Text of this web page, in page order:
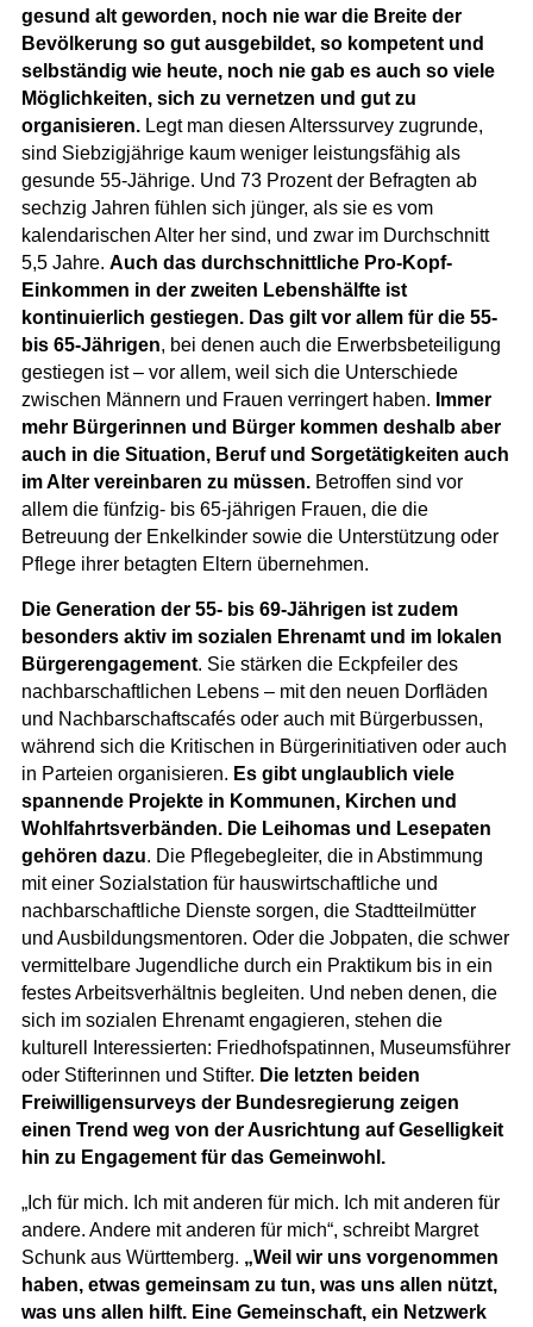
gesund alt geworden, noch nie war die Breite der
Bevölkerung so gut ausgebildet, so kompetent und
selbständig wie heute, noch nie gab es auch so viele
Möglichkeiten, sich zu vernetzen und gut zu
organisieren.Legt man diesen Alterssurvey zugrunde,
sind Siebzigjährige kaum weniger leistungsfähig als
gesunde 55-Jährige. Und 73 Prozent der Befragten ab
sechzig Jahren fühlen sich jünger, als sie es vom
kalendarischen Alter her sind, und zwar im Durchschnitt
5,5 Jahre. Auch das durchschnittliche Pro-Kopf-
Einkommen in der zweiten Lebenshälfte ist
kontinuierlich gestiegen. Das gilt vor allem für die 55-
bis 65-Jährigen, bei denen auch die Erwerbsbeteiligung
gestiegen ist – vor allem, weil sich die Unterschiede
zwischen Männern und Frauen verringert haben. Immer
mehr Bürgerinnen und Bürger kommen deshalb aber
auch in die Situation, Beruf und Sorgetätigkeiten auch
im Alter vereinbaren zu müssen.Betroffen sind vor
allem die fünfzig- bis 65-jährigen Frauen, die die
Betreuung der Enkelkinder sowie die Unterstützung oder
Pflege ihrer betagten Eltern übernehmen.
Die Generation der 55- bis 69-Jährigen ist zudem
besonders aktiv im sozialen Ehrenamt und im lokalen
Bürgerengagement. Sie stärken die Eckpfeiler des
nachbarschaftlichen Lebens – mit den neuen Dorfläden
und Nachbarschaftscafés oder auch mit Bürgerbussen,
während sich die Kritischen in Bürgerinitiativen oder auch
in Parteien organisieren. Es gibt unglaublich viele
spannende Projekte in Kommunen, Kirchen und
Wohlfahrtsverbänden. Die Leihomas und Lesepaten
gehören dazu. Die Pflegebegleiter, die in Abstimmung
mit einer Sozialstation für hauswirtschaftliche und
nachbarschaftliche Dienste sorgen, die Stadtteilmütter
und Ausbildungsmentoren. Oder die Jobpaten, die schwer
vermittelbare Jugendliche durch ein Praktikum bis in ein
festes Arbeitsverhältnis begleiten. Und neben denen, die
sich im sozialen Ehrenamt engagieren, stehen die
kulturell Interessierten: Friedhofspatinnen, Museumsführer
oder Stifterinnen und Stifter. Die letzten beiden
Freiwilligensurveys der Bundesregierung zeigen
einen Trend weg von der Ausrichtung auf Geselligkeit
hin zu Engagement für das Gemeinwohl.
„Ich für mich. Ich mit anderen für mich. Ich mit anderen für
andere. Andere mit anderen für mich“, schreibt Margret
Schunk aus Württemberg. „Weil wir uns vorgenommen
haben, etwas gemeinsam zu tun, was uns allen nützt,
was uns allen hilft. Eine Gemeinschaft, ein Netzwerk